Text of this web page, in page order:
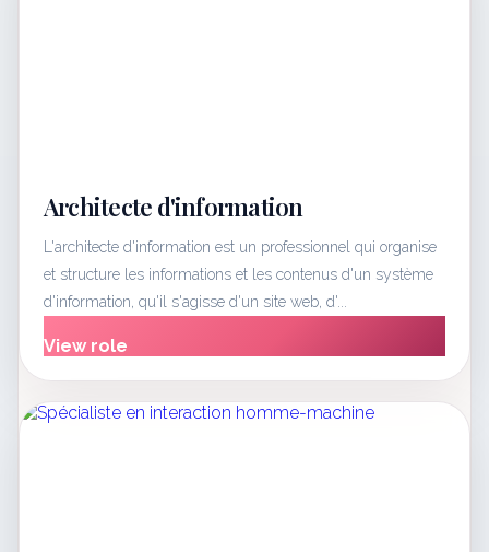
Architecte d'information
L'architecte d'information est un professionnel qui organise
et structure les informations et les contenus d'un système
d'information, qu'il s'agisse d'un site web, d'...
View role